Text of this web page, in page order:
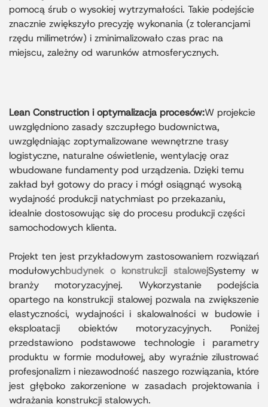
pomocą śrub o wysokiej wytrzymałości. Takie podejście
znacznie zwiększyło precyzję wykonania (z tolerancjami
rzędu milimetrów) i zminimalizowało czas prac na
miejscu, zależny od warunków atmosferycznych.
Lean Construction i optymalizacja procesów:W projekcie
uwzględniono zasady szczupłego budownictwa,
uwzględniając zoptymalizowane wewnętrzne trasy
logistyczne, naturalne oświetlenie, wentylację oraz
wbudowane fundamenty pod urządzenia. Dzięki temu
zakład był gotowy do pracy i mógł osiągnąć wysoką
wydajność produkcji natychmiast po przekazaniu,
idealnie dostosowując się do procesu produkcji części
samochodowych klienta.
Projekt ten jest przykładowym zastosowaniem rozwiązań
modułowychbudynek o konstrukcji stalowejSystemy w
branży motoryzacyjnej. Wykorzystanie podejścia
opartego na konstrukcji stalowej pozwala na zwiększenie
elastyczności, wydajności i skalowalności w budowie i
eksploatacji obiektów motoryzacyjnych. Poniżej
przedstawiono podstawowe technologie i parametry
produktu w formie modułowej, aby wyraźnie zilustrować
profesjonalizm i niezawodność naszego rozwiązania, które
jest głęboko zakorzenione w zasadach projektowania i
wdrażania konstrukcji stalowych.